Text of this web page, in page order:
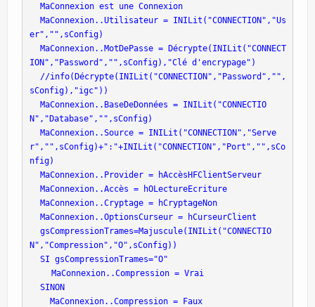
MaConnexion est une Connexion
MaConnexion..Utilisateur = INILit("CONNECTION","Us
er","",sConfig)
MaConnexion..MotDePasse = Décrypte(INILit("CONNECT
ION","Password","",sConfig),"Clé d'encrypage")
//info(Décrypte(INILit("CONNECTION","Password","",
sConfig),"igc"))
MaConnexion..BaseDeDonnées = INILit("CONNECTIO
N","Database","",sConfig)
MaConnexion..Source = INILit("CONNECTION","Serve
r","",sConfig)+":"+INILit("CONNECTION","Port","",sCo
nfig)
MaConnexion..Provider = hAccèsHFClientServeur
MaConnexion..Accès = hOLectureEcriture
MaConnexion..Cryptage = hCryptageNon
MaConnexion..OptionsCurseur = hCurseurClient
gsCompressionTrames=Majuscule(INILit("CONNECTIO
N","Compression","O",sConfig))
SI gsCompressionTrames="O"
MaConnexion..Compression = Vrai
SINON
   MaConnexion..Compression = Faux